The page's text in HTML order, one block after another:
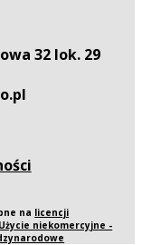
32 lok. 29
na licencji
niekomercyjne -